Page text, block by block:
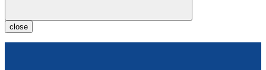
close